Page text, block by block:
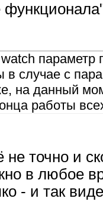
в случае с
на данный
работы
точно и
в любое
- и так